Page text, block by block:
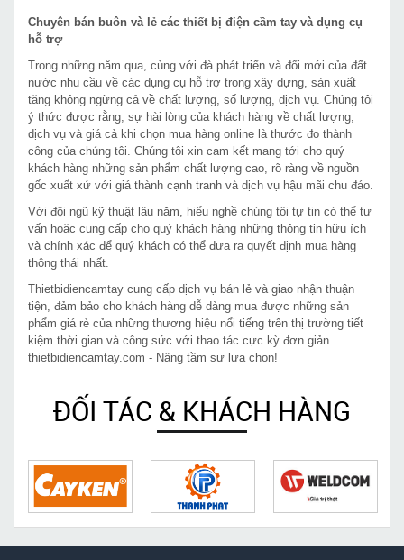
Chuyên bán buôn và lẻ các thiết bị điện cầm tay và dụng cụ
hỗ trợ
Trong những năm qua, cùng với đà phát triển và đổi mới của đất
nước nhu cầu về các dụng cụ hỗ trợ trong xây dựng, sản xuất
tăng không ngừng cả về chất lượng, số lượng, dịch vụ. Chúng tôi
ý thức được rằng, sự hài lòng của khách hàng về chất lượng,
dịch vụ và giá cả khi chọn mua hàng online là thước đo thành
công của chúng tôi. Chúng tôi xin cam kết mang tới cho quý
khách hàng những sản phẩm chất lượng cao, rõ ràng về nguồn
gốc xuất xứ với giá thành cạnh tranh và dịch vụ hậu mãi chu đáo.
Với đội ngũ kỹ thuật lâu năm, hiểu nghề chúng tôi tự tin có thể tư
vấn hoặc cung cấp cho quý khách hàng những thông tin hữu ích
và chính xác để quý khách có thể đưa ra quyết định mua hàng
thông thái nhất.
Thietbidiencamtay cung cấp dịch vụ bán lẻ và giao nhận thuận
tiện, đảm bảo cho khách hàng dễ dàng mua được những sản
phẩm giá rẻ của những thương hiệu nổi tiếng trên thị trường tiết
kiệm thời gian và công sức với thao tác cực kỳ đơn giản.
thietbidiencamtay.com - Nâng tầm sự lựa chọn!
ĐỐI TÁC & KHÁCH HÀNG